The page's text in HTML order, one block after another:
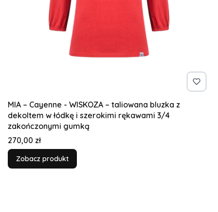
MIA – Cayenne - WISKOZA – taliowana bluzka z
dekoltem w łódkę i szerokimi rękawami 3/4
zakończonymi gumką
Cena
270,00 zł
Zobacz produkt